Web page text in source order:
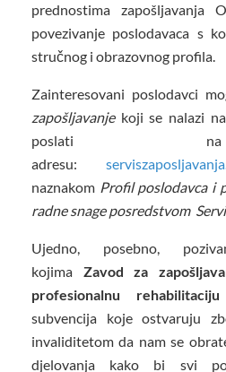
prednostima zapošljavanja
povezivanje poslodavaca s
stručnog i obrazovnog profila.
Zainteresovani poslodavci
zapošljavanje koji se nalazi
poslati
adresu:
naznakom Profil poslodavca i
radne snage posredstvom
Ujedno, posebno,
kojima Zavod za
profesionalnu rehabilitaciju
subvencija koje ostvaruju
invaliditetom da nam se
djelovanja kako bi svi